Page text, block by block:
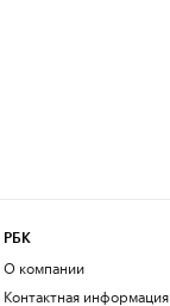
РБК
О компании
Контактная информация